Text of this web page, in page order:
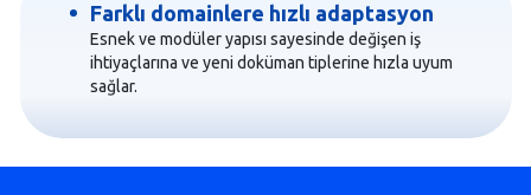
Farklı domainlere hızlı adaptasyon
Esnek ve modüler yapısı sayesinde değişen iş
ihtiyaçlarına ve yeni doküman tiplerine hızla uyum
sağlar.